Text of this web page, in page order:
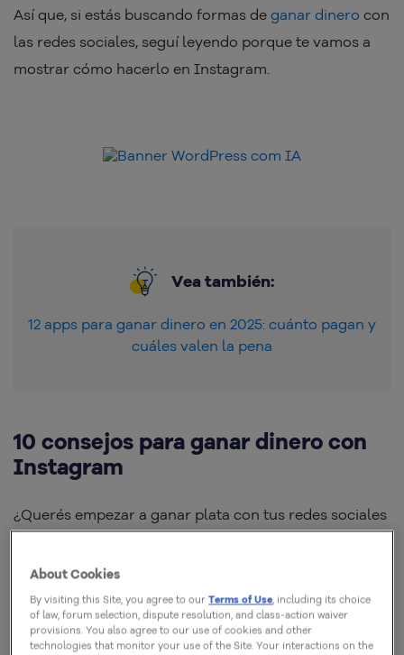
Así que, si estás buscando formas de ganar dinero con
las redes sociales, seguí leyendo porque te vamos a
mostrar cómo hacerlo en Instagram.
Vea también:
12 apps para ganar dinero en 2025: cuánto pagan y
cuáles valen la pena
10 consejos para ganar dinero con
Instagram
¿Querés empezar a ganar plata con tus redes sociales
estos 10 consejos prácticos y efectivos para empezar
a generar ingresos con Instagram.
About Cookies
By visiting this Site, you agree to ourTerms of Use, including its choice
of law, forum selection, dispute resolution, and class-action waiver
provisions. You also agree to our use of cookies and other
technologies that monitor your use of the Site. Your interactions on the